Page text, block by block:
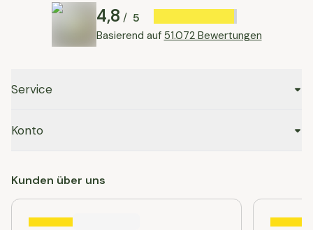
4,8 / 5
Basierend auf 51.072 Bewertungen
Service
Konto
Kunden über uns